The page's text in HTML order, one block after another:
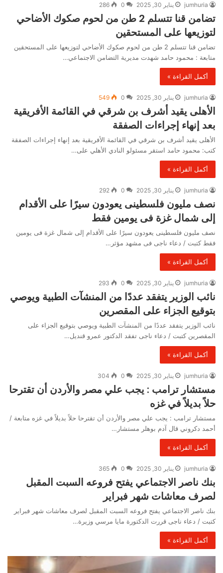
jumhuria يناير 30, 2025 0
286
تضامن قنا تتسلم 2 طن من لحوم صكوك الأضاحي
لتوزيعها على المستحقين
تضامن قنا تتسلم 2 طن من لحوم صكوك الأضاحي لتوزيعها على المستحقين
متابعة : محمود حامد شهدت مديرية التضامن الاجتماعي…
أكمل القراءة »
jumhuria يناير 30, 2025 0
549
الأهلى يقيد أشرف بن شرقي في القائمة الأفريقية
بعد إنهاء إجراءات الصفقة
الأهلى يقيد أشرف بن شرقي في القائمة الأفريقية بعد إنهاء إجراءات الصفقة
كتب: محمود حامد استقر مسئولو النادي الأهلي على…
أكمل القراءة »
jumhuria يناير 30, 2025 0
292
نصف مليون فلسطينى يعودون سيرًا على الأقدام
إلى شمال غزة فى يومين فقط
نصف مليون فلسطينى يعودون سيرًا على الأقدام إلى شمال غزة فى يومين
فقط كتبت / دعاء ناجى فى مشهد مؤثر…
أكمل القراءة »
jumhuria يناير 30, 2025 0
293
نائب الوزير يتفقد عددًا من المنشآت الطبية ويوصي
بتوقيع الجزاء على المقصرين
نائب الوزير يتفقد عددًا من المنشآت الطبية ويوصي بتوقيع الجزاء على
المقصرين كتبت / دعاء ناجى تفقد الدكتور عمرو قنديل…
أكمل القراءة »
jumhuria يناير 30, 2025 0
304
مستشار ترامب : يجب علي مصر والأردن أن تقترحا
حلاً بديلاً في غزه
مستشار ترامب : يجب علي مصر والأردن أن تقترحا حلاً بديلاً في غزه متابعة /
أحمد دكروني قال آدم بوهلر مستشار…
أكمل القراءة »
jumhuria يناير 30, 2025 0
365
بنك ناصر الاجتماعي يفتح فروعه السبت المقبل
لصرف معاشات شهر فبراير
بنك ناصر الاجتماعي يفتح فروعه السبت المقبل لصرف معاشات شهر فبراير
كتبت / دعاء ناجى قررت الدكتورة مايا مرسي وزيرة…
أكمل القراءة »